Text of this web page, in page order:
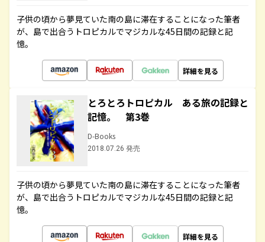
子供の頃から夢見ていた南の島に滞在することになった筆者
が、島で出合うトロピカルでマジカルな45日間の記録と記
憶。
詳細を見る
とろとろトロピカル ある旅の記録と
記憶。 第3巻
D-Books
2018.07.26 発売
子供の頃から夢見ていた南の島に滞在することになった筆者
が、島で出合うトロピカルでマジカルな45日間の記録と記
憶。
詳細を見る